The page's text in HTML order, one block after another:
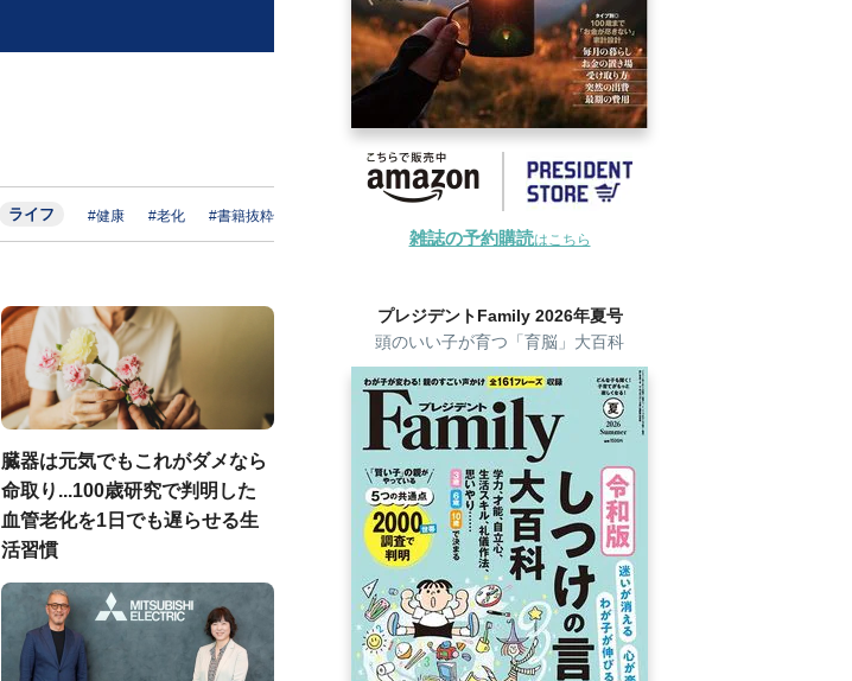
ライフ #健康 #老化 #書籍抜粋
臓器は元気でもこれがダメなら
命取り...100歳研究で判明した
血管老化を1日でも遅らせる生
活習慣
雑誌の予約購読はこちら
プレジデントFamily 2026年夏号
頭のいい子が育つ「育脳」大百科